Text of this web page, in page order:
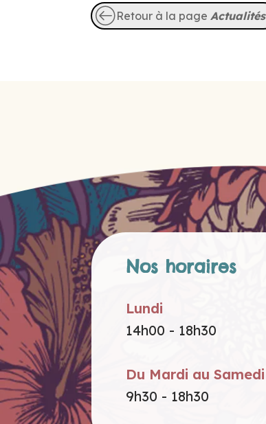
Retour à la page Actualités
Nos horaires
Lundi
14h00 - 18h30
Du Mardi au Samedi
9h30 - 18h30